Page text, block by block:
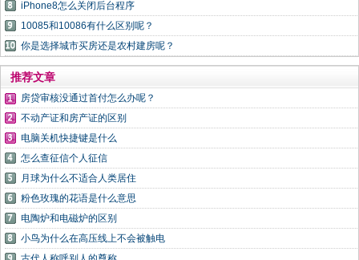
iPhone8怎么关闭后台程序
10085和10086有什么区别呢？
你是选择城市买房还是农村建房呢？
推荐文章
房贷审核没通过首付怎么办呢？
不动产证和房产证的区别
电脑关机快捷键是什么
怎么查征信个人征信
月球为什么不适合人类居住
粉色玫瑰的花语是什么意思
电陶炉和电磁炉的区别
小鸟为什么在高压线上不会被触电